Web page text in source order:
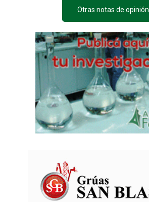
Otras notas de opinión